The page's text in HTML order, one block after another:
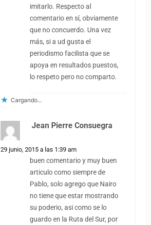
imitarlo. Respecto al
comentario en sí, obviamente
que no concuerdo. Una vez
más, si a ud gusta el
periodismo facilista que se
apoya en resultados puestos,
lo respeto pero no comparto.
Cargando...
Jean Pierre Consuegra
dice:
29 junio, 2015 a las 1:39 am
buen comentario y muy buen
articulo como siempre de
Pablo, solo agrego que Nairo
no tiene que estar mostrando
su poderio, asi como se lo
guardo en la Ruta del Sur, por